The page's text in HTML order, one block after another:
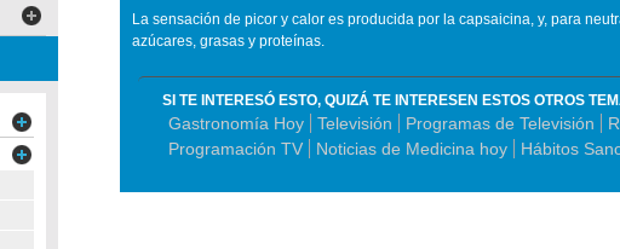
La sensación de picor y calor es producida por la capsaicina, y, para
azúcares, grasas y proteínas.
SI TE INTERESÓ ESTO, QUIZÁ TE INTERESEN ESTOS OTROS
Gastronomía Hoy Televisión Programas de Televisión
Programación TV
Noticias de Medicina hoy Hábitos